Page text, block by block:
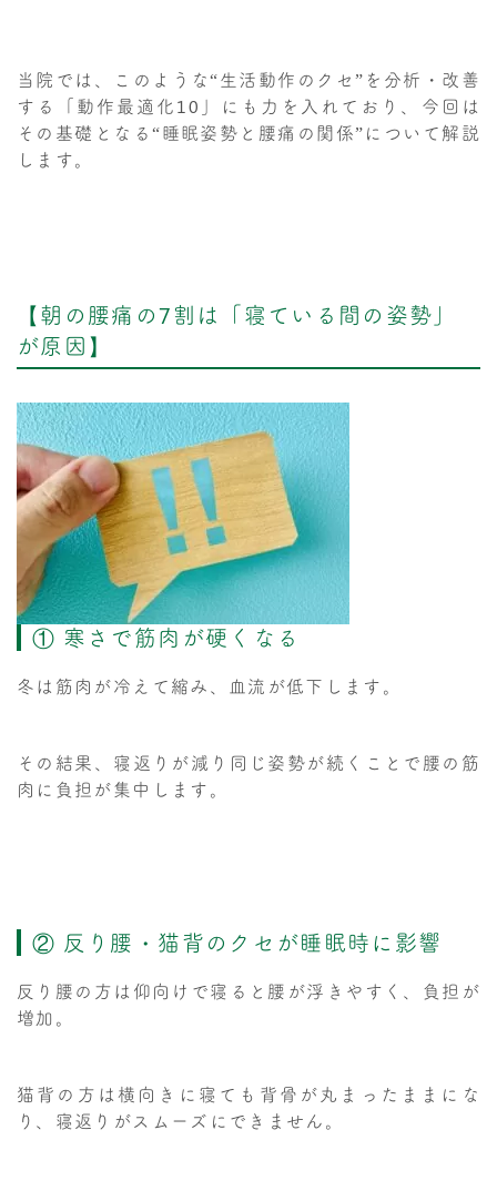
当院では、このような“生活動作のクセ”を分析・改善
する「動作最適化10」にも力を入れており、今回は
その基礎となる“睡眠姿勢と腰痛の関係”について解説
します。
【朝の腰痛の7割は「寝ている間の姿勢」
が原因】
① 寒さで筋肉が硬くなる
冬は筋肉が冷えて縮み、血流が低下します。
その結果、寝返りが減り同じ姿勢が続くことで腰の筋
肉に負担が集中します。
② 反り腰・猫背のクセが睡眠時に影響
反り腰の方は仰向けで寝ると腰が浮きやすく、負担が
増加。
猫背の方は横向きに寝ても背骨が丸まったままにな
り、寝返りがスムーズにできません。